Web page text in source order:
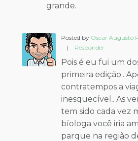
grande.
Posted by Oscar Augusto
|
Responder
Pois é eu fui um
primeira edição..
contratempos a
inesquecível.. As
tem sido cada vez
bíologa você iria
parque na região